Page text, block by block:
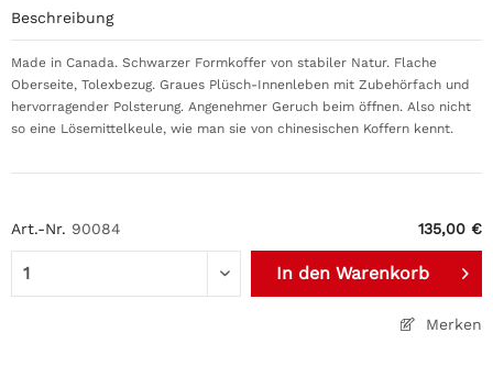
Art.-Nr. 90084 135,00 €
In den Warenkorb
Merken
Beschreibung
Made in Canada. Schwarzer Formkoffer von stabiler Natur. Flache
Oberseite, Tolexbezug. Graues Plüsch-Innenleben mit Zubehörfach und
hervorragender Polsterung. Angenehmer Geruch beim öffnen. Also nicht
so eine Lösemittelkeule, wie man sie von chinesischen Koffern kennt.